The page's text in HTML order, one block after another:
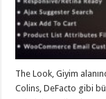
taşımacılık,
gaziantep
evden
taşımacılık,
gaziantep
evden
taşımacılık
The Look, Giyim
Colins, DeFacto gibi